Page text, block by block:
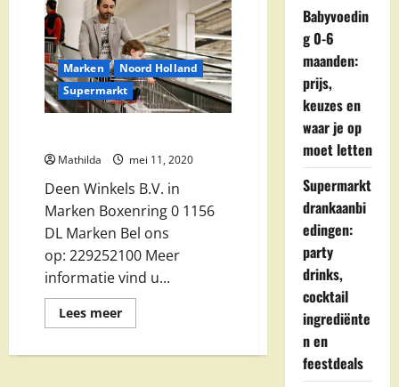
Marken
Noord Holland
Supermarkt
Mathilda mei 11, 2020
Deen Winkels B.V. in
Marken Boxenring 0 1156
DL Marken Bel ons
op: 229252100 Meer
informatie vind u...
Lees meerLees
meer
Winkels
Babyvoedin
g 0-6
maanden:
prijs,
keuzes en
waar je op
moet letten
Supermarkt
drankaanbi
edingen:
party
drinks,
cocktail
ingrediënte
n en
feestdeals